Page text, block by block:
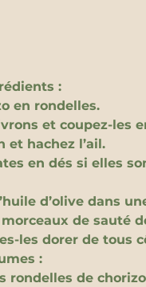
:
en rondelles.
et coupez-les
et hachez l’ail.
en dés si elles
d’olive dans
de sauté
les dorer de tous
:
rondelles de